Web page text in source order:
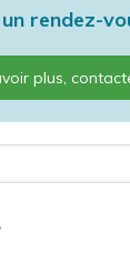
rendez-
plus,